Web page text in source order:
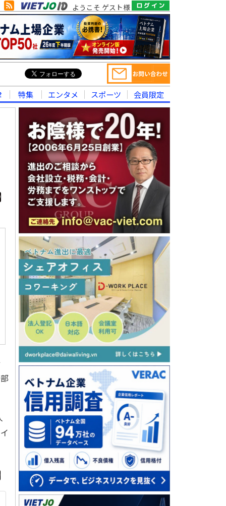
ようこそ ゲスト様
特集 エンタメ スポーツ 会員限定